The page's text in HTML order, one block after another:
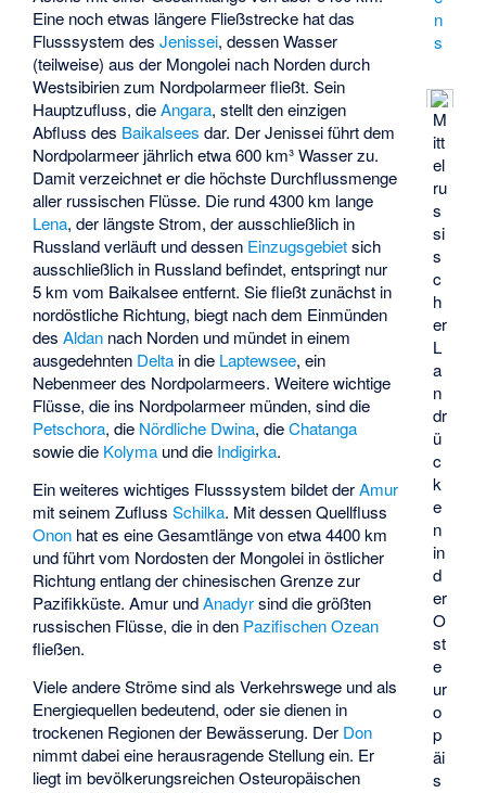
n
s
M
itt
el
ru
s
si
s
c
h
er
L
a
n
dr
ü
c
k
e
n
in
d
er
O
st
e
ur
o
p
äi
s
Eine noch etwas längere Fließstrecke hat das
Flusssystem desJenissei, dessen Wasser
(teilweise) aus der Mongolei nach Norden durch
Westsibirien zum Nordpolarmeer fließt. Sein
Hauptzufluss, dieAngara, stellt den einzigen
Abfluss des Baikalsees dar. Der Jenissei führt dem
Nordpolarmeer jährlich etwa 600 km³ Wasser zu.
Damit verzeichnet er die höchste Durchflussmenge
aller russischen Flüsse. Die rund 4300 km lange
Lena, der längste Strom, der ausschließlich in
Russland verläuft und dessen Einzugsgebietsich
ausschließlich in Russland befindet, entspringt nur
5 km vom Baikalsee entfernt. Sie fließt zunächst in
nordöstliche Richtung, biegt nach dem Einmünden
desAldan nach Norden und mündet in einem
ausgedehnten Delta in die Laptewsee, ein
Nebenmeer des Nordpolarmeers. Weitere wichtige
Flüsse, die ins Nordpolarmeer münden, sind die
Petschora, die Nördliche Dwina, dieChatanga
sowie die Kolyma und die Indigirka.
Ein weiteres wichtiges Flusssystem bildet derAmur
mit seinem ZuflussSchilka. Mit dessen Quellfluss
Onon hat es eine Gesamtlänge von etwa 4400 km
und führt vom Nordosten der Mongolei in östlicher
Richtung entlang der chinesischen Grenze zur
Pazifikküste. Amur undAnadyrsind die größten
russischen Flüsse, die in den Pazifischen Ozean
fließen.
Viele andere Ströme sind als Verkehrswege und als
Energiequellen bedeutend, oder sie dienen in
trockenen Regionen der Bewässerung. Der Don
nimmt dabei eine herausragende Stellung ein. Er
liegt im bevölkerungsreichen Osteuropäischen